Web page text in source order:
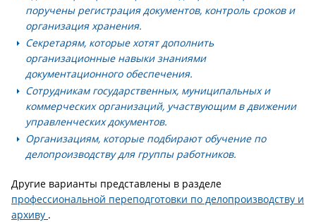
поручены регистрация документов, контроль сроков и
организация хранения.
Секретарям, которые хотят дополнить
организационные навыки знаниями
документационного обеспечения.
Сотрудникам государственных, муниципальных и
коммерческих организаций, участвующим в движении
управленческих документов.
Организациям, которые подбирают обучение по
делопроизводству для группы работников.
Другие варианты представлены в разделе
профессиональной переподготовки по делопроизводству и
архиву .